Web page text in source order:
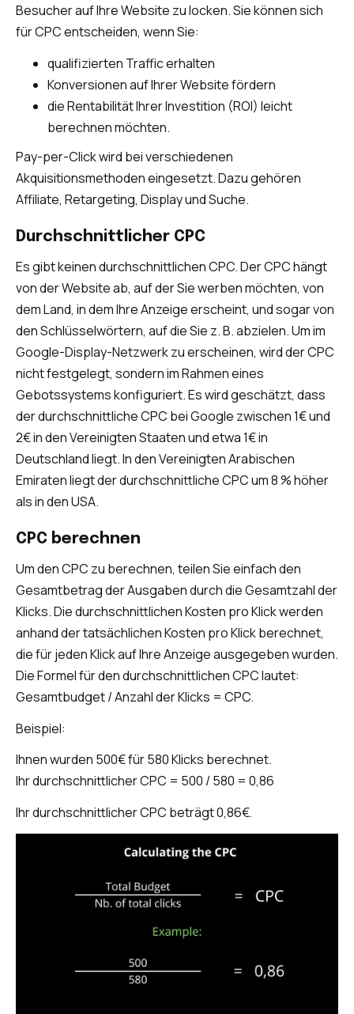
Besucher auf Ihre Website zu locken. Sie können sich
für CPC entscheiden, wenn Sie:
qualifizierten Traffic erhalten
Konversionen auf Ihrer Website fördern
die Rentabilität Ihrer Investition (ROI) leicht
berechnen möchten.
Pay-per-Click wird bei verschiedenen
Akquisitionsmethoden eingesetzt. Dazu gehören
Affiliate, Retargeting, Display und Suche.
Durchschnittlicher CPC
Es gibt keinen durchschnittlichen CPC. Der CPC hängt
von der Website ab, auf der Sie werben möchten, von
dem Land, in dem Ihre Anzeige erscheint, und sogar von
den Schlüsselwörtern, auf die Sie z. B. abzielen. Um im
Google-Display-Netzwerk zu erscheinen, wird der CPC
nicht festgelegt, sondern im Rahmen eines
Gebotssystems konfiguriert. Es wird geschätzt, dass
der durchschnittliche CPC bei Google zwischen 1€ und
2€ in den Vereinigten Staaten und etwa 1€ in
Deutschland liegt. In den Vereinigten Arabischen
Emiraten liegt der durchschnittliche CPC um 8 % höher
als in den USA.
CPC berechnen
Um den CPC zu berechnen, teilen Sie einfach den
Gesamtbetrag der Ausgaben durch die Gesamtzahl der
Klicks. Die durchschnittlichen Kosten pro Klick werden
anhand der tatsächlichen Kosten pro Klick berechnet,
die für jeden Klick auf Ihre Anzeige ausgegeben wurden.
Die Formel für den durchschnittlichen CPC lautet:
Gesamtbudget / Anzahl der Klicks = CPC.
Beispiel:
Ihnen wurden 500€ für 580 Klicks berechnet.
Ihr durchschnittlicher CPC = 500 / 580 = 0,86
Ihr durchschnittlicher CPC beträgt 0,86€.